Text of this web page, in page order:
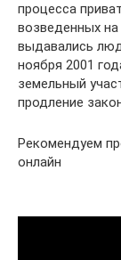
процесса
возведенных
выдавались
ноября 2001
земельный
продление
Рекомендуем
онлайн